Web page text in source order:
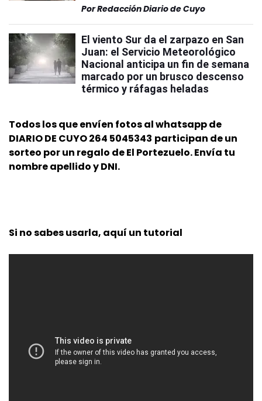
PorRedacción Diario de Cuyo
El viento Sur da el zarpazo en San
Juan: el Servicio Meteorológico
Nacional anticipa un fin de semana
marcado por un brusco descenso
térmico y ráfagas heladas
Todos los que envíen fotos al whatsapp de
DIARIO DE CUYO 264 5045343 participan de un
sorteo por un regalo de El Portezuelo. Envía tu
nombre apellido y DNI.
Si no sabes usarla, aquí un tutorial